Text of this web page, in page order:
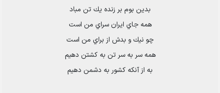
بدين بوم بر زنده يك تن مباد
همه جاي ايران سراي من است
چو نيك و بدش از براي من است
همه سر به سر تن به كشتن دهيم
به از آنكه كشور به دشمن دهيم